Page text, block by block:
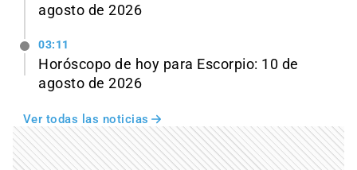
agosto de 2026
03:11
Horóscopo de hoy para Escorpio: 10 de
agosto de 2026
Ver todas las noticias